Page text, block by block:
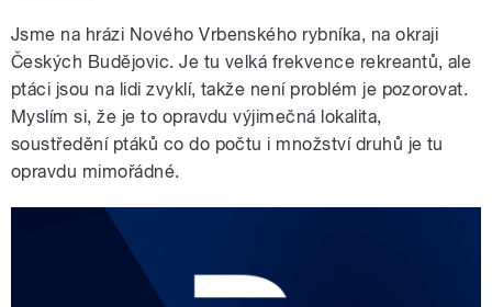
Jsme na hrázi Nového Vrbenského rybníka, na okraji
Českých Budějovic. Je tu velká frekvence rekreantů, ale
ptáci jsou na lidi zvyklí, takže není problém je pozorovat.
Myslím si, že je to opravdu výjimečná lokalita,
soustředění ptáků co do počtu i množství druhů je tu
opravdu mimořádné.